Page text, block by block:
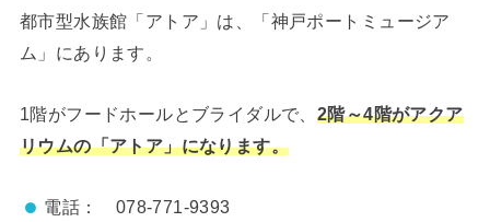
都市型水族館「アトア」は、「神戸ポートミュージア
ム」にあります。
1階がフードホールとブライダルで、 2階～4階がアクア
リウムの「アトア」になります。
電話： 078-771-9393